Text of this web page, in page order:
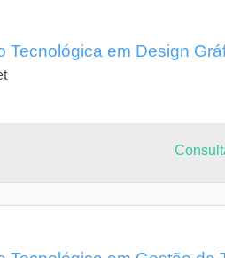
Tecnológica em Design